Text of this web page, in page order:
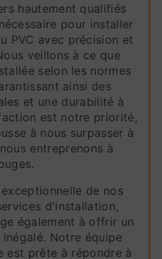
hautement qualifiés
pour installer
PVC avec précision et
veillons à ce que
selon les normes
ainsi des
et une durabilité à
est notre priorité,
à nous surpasser à
entreprenons à
de nos
d'installation,
également à offrir un
Notre équipe
est prête à répondre à